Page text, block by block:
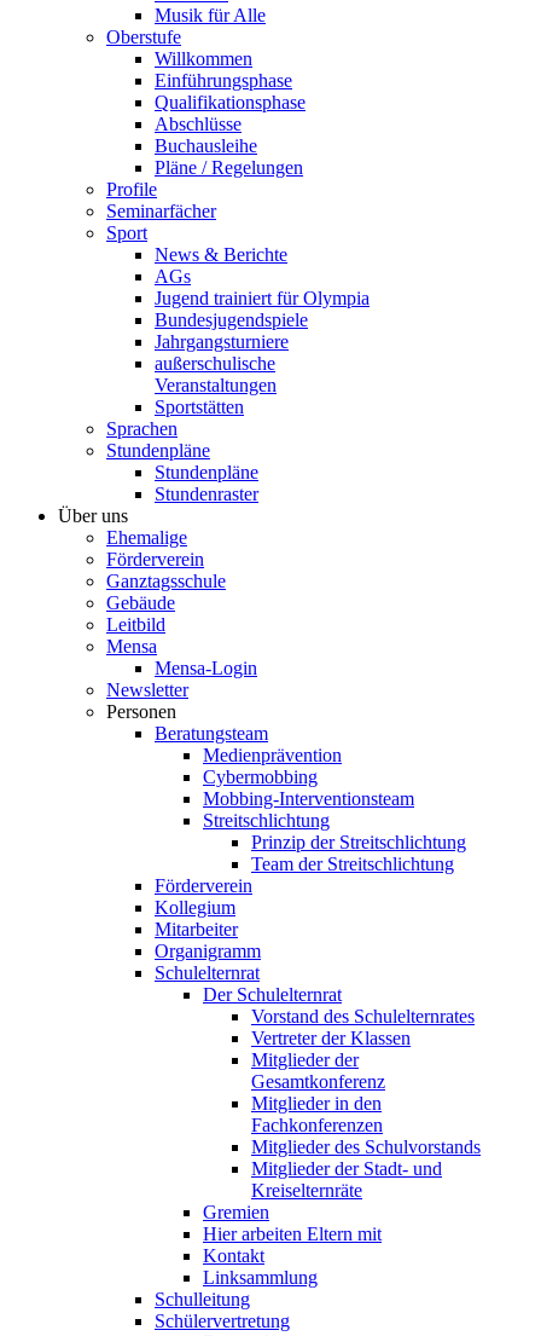
Musik für Alle
Oberstufe
Willkommen
Einführungsphase
Qualifikationsphase
Abschlüsse
Buchausleihe
Pläne / Regelungen
Profile
Seminarfächer
Sport
News & Berichte
AGs
Jugend trainiert für Olympia
Bundesjugendspiele
Jahrgangsturniere
außerschulische
Veranstaltungen
Sportstätten
Sprachen
Stundenpläne
Stundenpläne
Stundenraster
Über uns
Ehemalige
Förderverein
Ganztagsschule
Gebäude
Leitbild
Mensa
Mensa-Login
Newsletter
Personen
Beratungsteam
Medienprävention
Cybermobbing
Mobbing-Interventionsteam
Streitschlichtung
Prinzip der Streitschlichtung
Team der Streitschlichtung
Förderverein
Kollegium
Mitarbeiter
Organigramm
Schulelternrat
Der Schulelternrat
Vorstand des Schulelternrates
Vertreter der Klassen
Mitglieder der
Gesamtkonferenz
Mitglieder in den
Fachkonferenzen
Mitglieder des Schulvorstands
Mitglieder der Stadt- und
Kreiselternräte
Gremien
Hier arbeiten Eltern mit
Kontakt
Linksammlung
Schulleitung
Schülervertretung